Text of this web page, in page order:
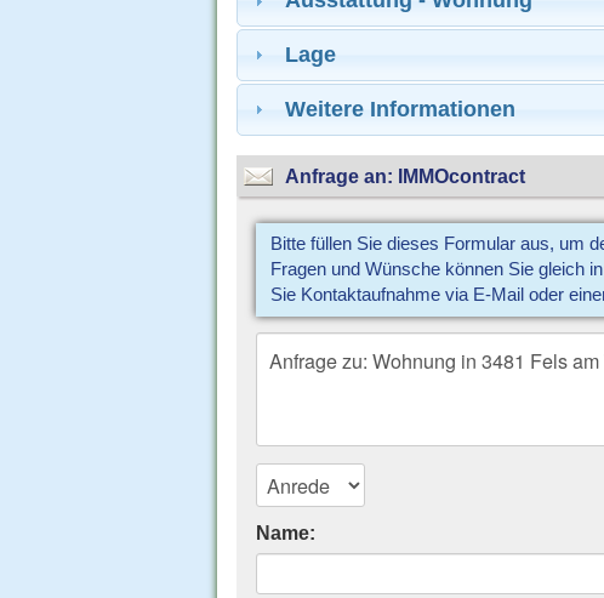
Lage
Weitere Informationen
Anfrage an: IMMOcontract
Bitte füllen Sie dieses Formular aus, um
Fragen und Wünsche können Sie gleich
Sie Kontaktaufnahme via E-Mail oder
Name: